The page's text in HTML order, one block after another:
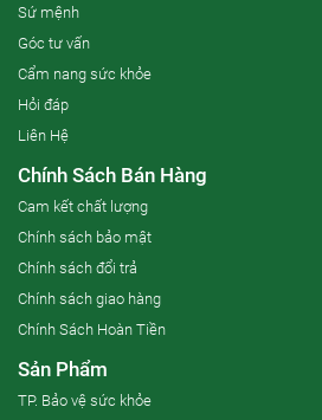
Sứ mệnh
Góc tư vấn
Cẩm nang sức khỏe
Hỏi đáp
Liên Hệ
Chính Sách Bán Hàng
Cam kết chất lượng
Chính sách bảo mật
Chính sách đổi trả
Chính sách giao hàng
Chính Sách Hoàn Tiền
Sản Phẩm
TP. Bảo vệ sức khỏe